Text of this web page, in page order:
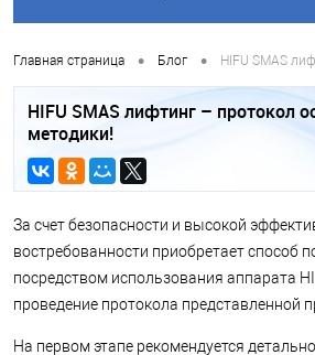
Главная страница • Блог • HIFU SMAS
HIFU SMAS лифтинг – протокол
методики!
За счет безопасности и высокой
востребованности приобретает способ
посредством использования аппарата
проведение протокола представленной
На первом этапе рекомендуется